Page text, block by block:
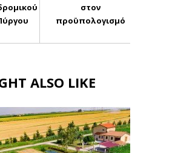
στον
προϋπολογισμό
ALSO LIKE